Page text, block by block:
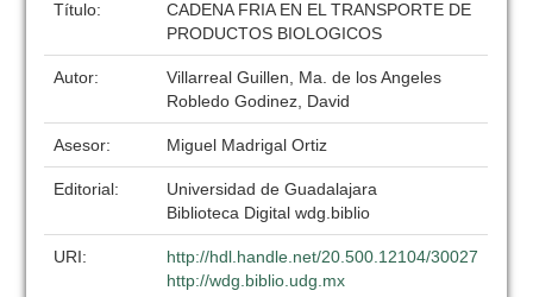
Título:
CADENA FRIA EN EL TRANSPORTE DE
PRODUCTOS BIOLOGICOS
Autor:
Villarreal Guillen, Ma. de los Angeles
Robledo Godinez, David
Asesor: Miguel Madrigal Ortiz
Editorial:
Universidad de Guadalajara
Biblioteca Digital wdg.biblio
URI:
http://hdl.handle.net/20.500.12104/30027
http://wdg.biblio.udg.mx